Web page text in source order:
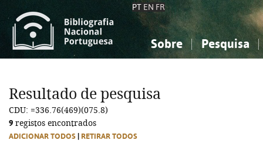
PT EN FR
Sobre Pesquisa
Ciências sociais...
Ciências sociais...
Resultado de pesquisa
CDU: =336.76(469)(075.8)
9 registos encontrados
ADICIONAR TODOS RETIRAR TODOS